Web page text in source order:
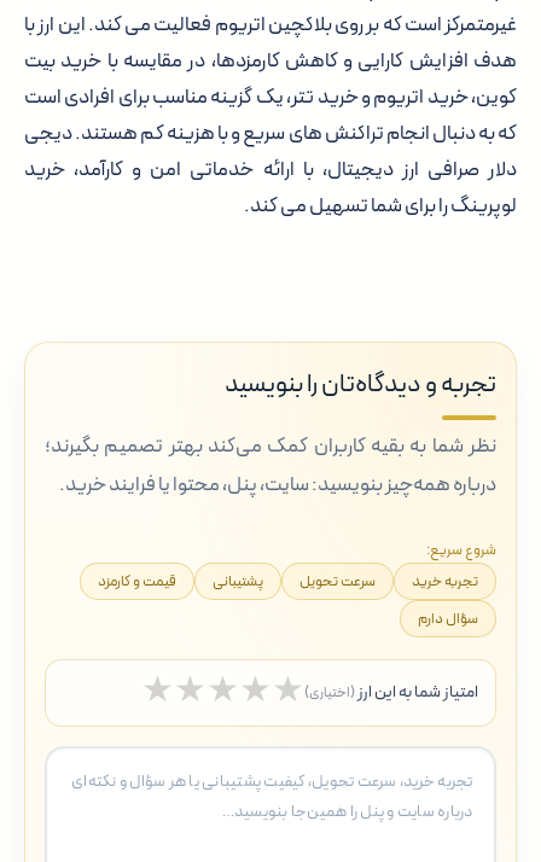
غیرمتمرکز است که بر روی بلاکچین اتریوم فعالیت می کند. این ارز با
هدف افزایش کارایی و کاهش کارمزدها، در مقایسه با خرید بیت
کوین، خرید اتریوم و خرید تتر، یک گزینه مناسب برای افرادی است
که به دنبال انجام تراکنش های سریع و با هزینه کم هستند. دیجی
دلار صرافی ارز دیجیتال، با ارائه خدماتی امن و کارآمد، خرید
لوپرینگ را برای شما تسهیل می کند.
تجربه و دیدگاه‌تان را بنویسید
نظر شما به بقیه کاربران کمک می‌کند بهتر تصمیم بگیرند؛
درباره همه‌چیز بنویسید: سایت، پنل، محتوا یا فرایند خرید.
شروع سریع:
تجربه خرید
سرعت تحویل پشتیبانی
قیمت و کارمزد
سؤال دارم
امتیاز شما به این ارز(اختیاری) ★
5 ستاره
★
4 ستاره
★
3 ستاره
★
2 ستاره
★
1 ستاره